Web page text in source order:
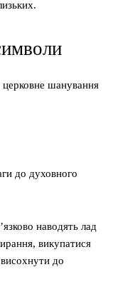
церковне шанування
до духовного
наводять лад
викупатися
до